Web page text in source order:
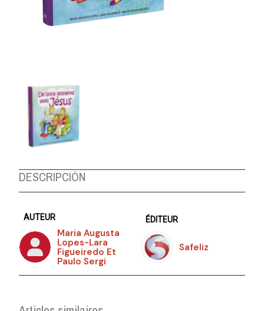
DESCRIPCIÓN
AUTEUR
Maria Augusta
Lopes-Lara
Figueiredo Et
Paulo Sergi
ÉDITEUR
Safeliz